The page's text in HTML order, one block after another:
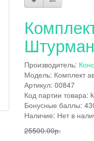
Производитель:
Модель: Комплект
Артикул: 00847
Код партии товара:
Бонусные баллы:
Наличие: Нет в
25500.00р.